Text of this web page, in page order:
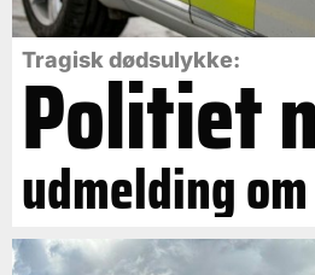
Tragisk dødsulykke:
Politiet
udmelding